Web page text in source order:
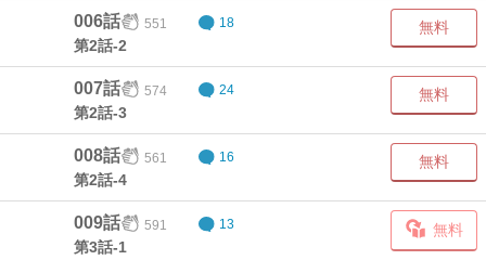
006話 551 18
第2話-2
無料
007話 574 24
第2話-3
無料
008話 561 16
第2話-4
無料
009話 591 13
第3話-1
無料